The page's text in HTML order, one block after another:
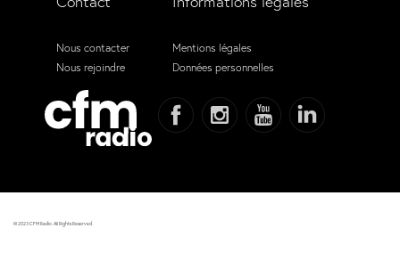
Nous contacter
Nous rejoindre
Mentions légales
Données personnelles
© 2023 CFM Radio. All Rights Reserved.